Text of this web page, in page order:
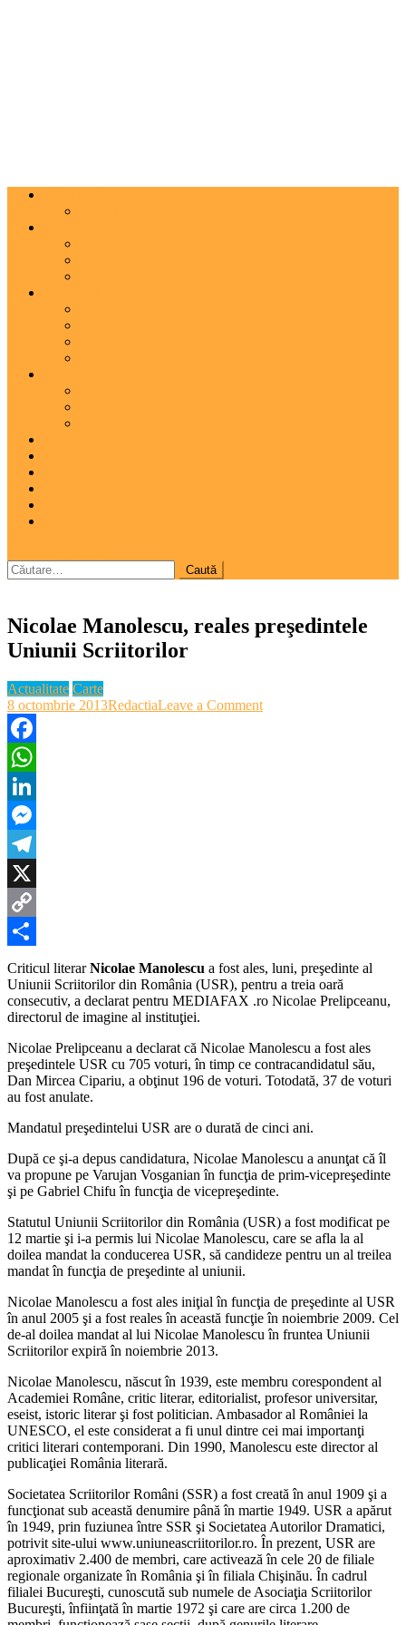
Caută
după:
Nicolae Manolescu, reales preşedintele
Uniunii Scriitorilor
Actualitate Carte
8 octombrie 2013RedactiaLeave a Commenton
Facebook
WhatsApp
LinkedIn
Messenger
Telegram
X
Copy
Link
Partajează
Criticul literarNicolae Manolescu a fost ales, luni, preşedinte al
Uniunii Scriitorilor din România (USR), pentru a treia oară
consecutiv, a declarat pentru MEDIAFAX .ro Nicolae Prelipceanu,
directorul de imagine al instituţiei.
Nicolae Prelipceanu a declarat că Nicolae Manolescu a fost ales
preşedintele USR cu 705 voturi, în timp ce contracandidatul său,
Dan Mircea Cipariu, a obţinut 196 de voturi. Totodată, 37 de voturi
au fost anulate.
Mandatul preşedintelui USR are o durată de cinci ani.
După ce şi-a depus candidatura, Nicolae Manolescu a anunţat că îl
va propune pe Varujan Vosganian în funcţia de prim-vicepreşedinte
şi pe Gabriel Chifu în funcţia de vicepreşedinte.
Statutul Uniunii Scriitorilor din România (USR) a fost modificat pe
12 martie şi i-a permis lui Nicolae Manolescu, care se afla la al
doilea mandat la conducerea USR, să candideze pentru un al treilea
mandat în funcţia de preşedinte al uniunii.
Nicolae Manolescu a fost ales iniţial în funcţia de preşedinte al USR
în anul 2005 şi a fost reales în această funcţie în noiembrie 2009. Cel
de-al doilea mandat al lui Nicolae Manolescu în fruntea Uniunii
Scriitorilor expiră în noiembrie 2013.
Nicolae Manolescu, născut în 1939, este membru corespondent al
Academiei Române, critic literar, editorialist, profesor universitar,
eseist, istoric literar şi fost politician. Ambasador al României la
UNESCO, el este considerat a fi unul dintre cei mai importanţi
critici literari contemporani. Din 1990, Manolescu este director al
publicaţiei România literară.
Societatea Scriitorilor Români (SSR) a fost creată în anul 1909 şi a
funcţionat sub această denumire până în martie 1949. USR a apărut
în 1949, prin fuziunea între SSR şi Societatea Autorilor Dramatici,
potrivit site-ului www.uniuneascriitorilor.ro. În prezent, USR are
aproximativ 2.400 de membri, care activează în cele 20 de filiale
regionale organizate în România şi în filiala Chişinău. În cadrul
filialei Bucureşti, cunoscută sub numele de Asociaţia Scriitorilor
Bucureşti, înfiinţată în martie 1972 şi care are circa 1.200 de